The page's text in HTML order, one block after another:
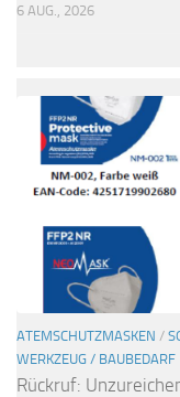
6 AUG., 2026
ATEMSCHUTZMASKEN /
WERKZEUG / BAUBEDARF
Rückruf: